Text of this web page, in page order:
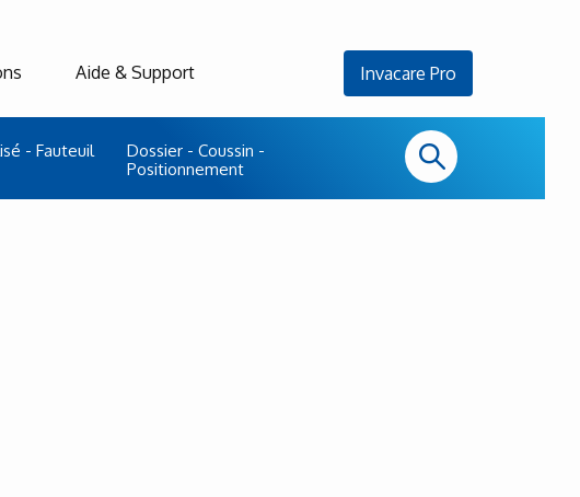
- Fauteuil
Dossier - Coussin -
Positionnement
Aide & Support Invacare Pro